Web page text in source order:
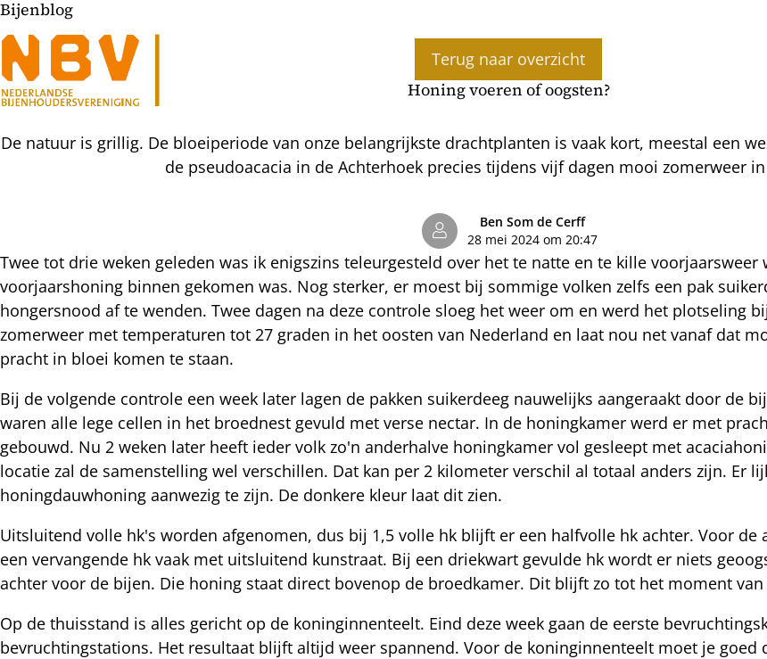
Bijenblog
Terug naar overzicht
Honing voeren of oogsten?
De natuur is grillig. De bloeiperiode van onze belangrijkste drachtplanten is vaak kort, meestal een
de pseudoacacia in de Achterhoek precies tijdens vijf dagen mooi zomerweer
Ben Som de Cerff
28 mei 2024 om 20:47
Twee tot drie weken geleden was ik enigszins teleurgesteld over het te natte en te kille voorjaarsweer
voorjaarshoning binnen gekomen was. Nog sterker, er moest bij sommige volken zelfs een pak
hongersnood af te wenden. Twee dagen na deze controle sloeg het weer om en werd het plotseling
zomerweer met temperaturen tot 27 graden in het oosten van Nederland en laat nou net vanaf dat
pracht in bloei komen te staan.
Bij de volgende controle een week later lagen de pakken suikerdeeg nauwelijks aangeraakt door de
waren alle lege cellen in het broednest gevuld met verse nectar. In de honingkamer werd er met
gebouwd. Nu 2 weken later heeft ieder volk zo'n anderhalve honingkamer vol gesleept met
locatie zal de samenstelling wel verschillen. Dat kan per 2 kilometer verschil al totaal anders zijn. Er
honingdauwhoning aanwezig te zijn. De donkere kleur laat dit zien.
Uitsluitend volle hk's worden afgenomen, dus bij 1,5 volle hk blijft er een halfvolle hk achter. Voor de
een vervangende hk vaak met uitsluitend kunstraat. Bij een driekwart gevulde hk wordt er niets
achter voor de bijen. Die honing staat direct bovenop de broedkamer. Dit blijft zo tot het moment
Op de thuisstand is alles gericht op de koninginnenteelt. Eind deze week gaan de eerste
bevruchtingstations. Het resultaat blijft altijd weer spannend. Voor de koninginnenteelt moet je goed